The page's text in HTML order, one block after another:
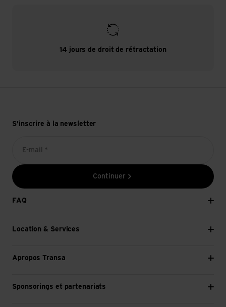
14 jours de droit de rétractation
S'inscrire à la newsletter
E-mail *
Continuer
FAQ
Location & Services
Apropos Transa
Sponsorings et partenariats